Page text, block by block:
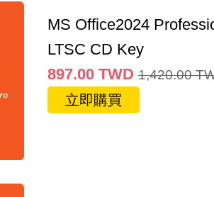
MS Office2024
LTSC CD Key
897.00 TWD 1,420.00
立即購買